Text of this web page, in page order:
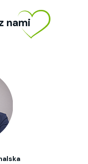
nami